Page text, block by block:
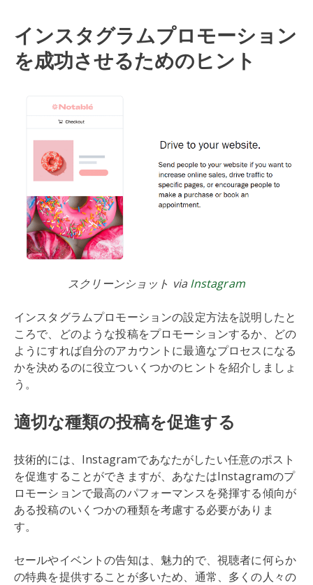
インスタグラムプロモーション
を成功させるためのヒント
スクリーンショット via Instagram
インスタグラムプロモーションの設定方法を説明したと
ころで、どのような投稿をプロモーションするか、どの
ようにすれば自分のアカウントに最適なプロセスになる
かを決めるのに役立ついくつかのヒントを紹介しましょ
う。
適切な種類の投稿を促進する
技術的には、Instagramであなたがしたい任意のポスト
を促進することができますが、あなたはInstagramのプ
ロモーションで最高のパフォーマンスを発揮する傾向が
ある投稿のいくつかの種類を考慮する必要がありま
す。
セールやイベントの告知は、魅力的で、視聴者に何らか
の特典を提供することが多いため、通常、多くの人々の